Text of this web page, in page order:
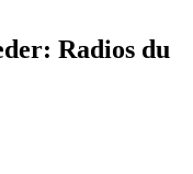
Radios du